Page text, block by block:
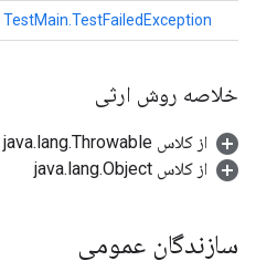
TestMain.TestFailedException
خلاصه روش ارثی
از کلاس java.lang.Throwable
از کلاس java.lang.Object
سازندگان عمومی